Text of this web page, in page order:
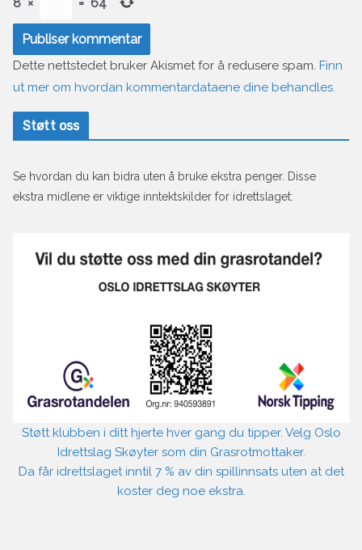
Dette nettstedet bruker Akismet for å redusere spam. Finn
ut mer om hvordan kommentardataene dine behandles.
Støtt oss
Se hvordan du kan bidra uten å bruke ekstra penger. Disse
ekstra midlene er viktige inntektskilder for idrettslaget:
Støtt klubben i ditt hjerte hver gang du tipper. Velg Oslo
Idrettslag Skøyter som din Grasrotmottaker.
Da får idrettslaget inntil 7 % av din spillinnsats uten at det
koster deg noe ekstra.